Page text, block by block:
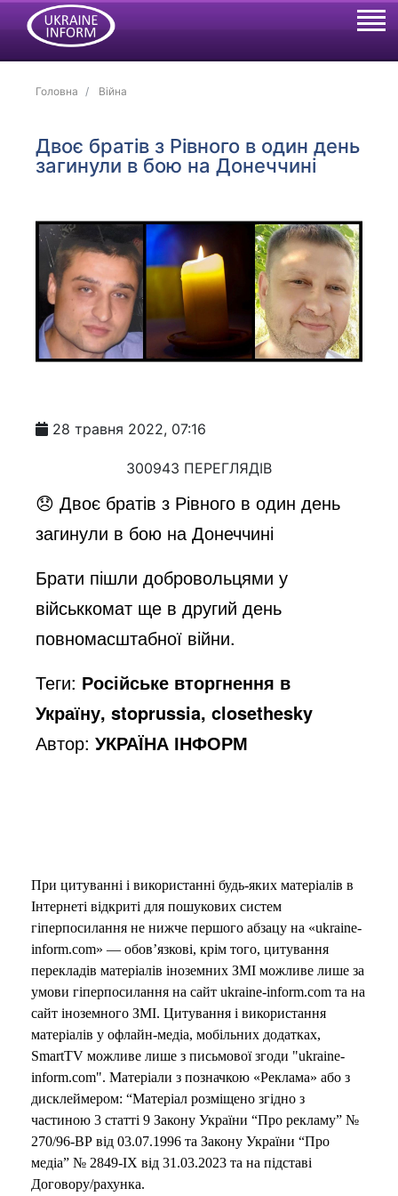
Головна Війна
Двоє братів з Рівного в один день
загинули в бою на Донеччині
28 травня 2022, 07:16
300943 ПЕРЕГЛЯДІВ
😞 Двоє братів з Рівного в один день
загинули в бою на Донеччині
Брати пішли добровольцями у
військкомат ще в другий день
повномасштабної війни.
Теги: Російське вторгнення в
Україну, stoprussia, closethesky
Автор:УКРАЇНА ІНФОРМ
При цитуванні і використанні будь-яких матеріалів в
Інтернеті відкриті для пошукових систем
гіперпосилання не нижче першого абзацу на «ukraine-
inform.com» — обов’язкові, крім того, цитування
перекладів матеріалів іноземних ЗМІ можливе лише за
умови гіперпосилання на сайт ukraine-inform.com та на
сайт іноземного ЗМІ. Цитування і використання
матеріалів у офлайн-медіа, мобільних додатках,
SmartTV можливе лише з письмової згоди "ukraine-
inform.com". Матеріали з позначкою «Реклама» або з
дисклеймером: “Матеріал розміщено згідно з
частиною 3 статті 9 Закону України “Про рекламу” №
270/96-ВР від 03.07.1996 та Закону України “Про
медіа” № 2849-IX від 31.03.2023 та на підставі
Договору/рахунка.